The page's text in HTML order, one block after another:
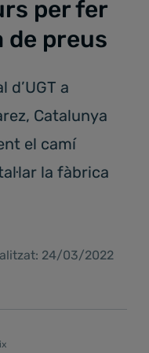
per fer
de preus
d’UGT a
Catalunya
el camí
la fàbrica
24/03/2022